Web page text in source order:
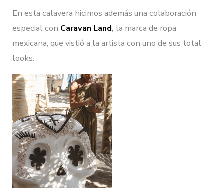
En esta calavera hicimos además una colaboración
especial con Caravan Land, la marca de ropa
mexicana, que vistió a la artista con uno de sus total
looks.